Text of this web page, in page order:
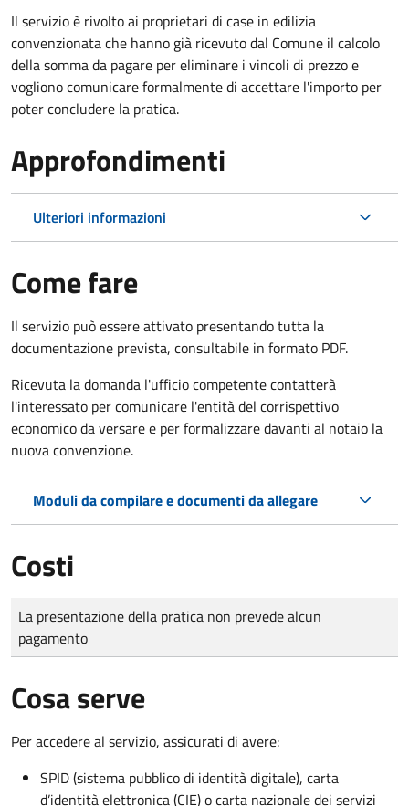
Il servizio è rivolto ai proprietari di case in edilizia
convenzionata che hanno già ricevuto dal Comune il calcolo
della somma da pagare per eliminare i vincoli di prezzo e
vogliono comunicare formalmente di accettare l'importo per
poter concludere la pratica.
Approfondimenti
Ulteriori informazioni
Come fare
Il servizio può essere attivato presentando tutta la
documentazione prevista, consultabile in formato PDF.
Ricevuta la domanda l'ufficio competente contatterà
l'interessato per comunicare l'entità del corrispettivo
economico da versare e per formalizzare davanti al notaio la
nuova convenzione.
Moduli da compilare e documenti da allegare
Costi
Tipo di pagamento
Importo
La presentazione della pratica non prevede alcun
pagamento
Cosa serve
Per accedere al servizio, assicurati di avere:
SPID (sistema pubblico di identità digitale), carta
d’identità elettronica (CIE) o carta nazionale dei servizi